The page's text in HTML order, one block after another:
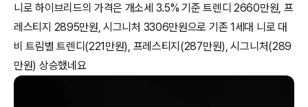
니로 하이브리드의 가격은 개소세 3.5% 기준 트렌디 2660만원, 프
레스티지 2895만원, 시그니처 3306만원으로 기존 1세대 니로 대
비 트림별 트렌디(221만원), 프레스티지(287만원), 시그니처(289
만원) 상승했네요